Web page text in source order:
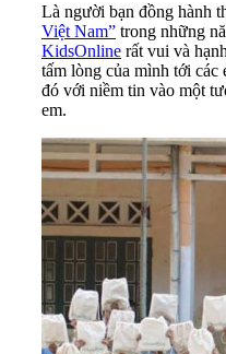
Là người bạn đồng hành
Việt Nam” trong những
KidsOnline rất vui và
tấm lòng của mình tới
đó với niềm tin vào một
em.